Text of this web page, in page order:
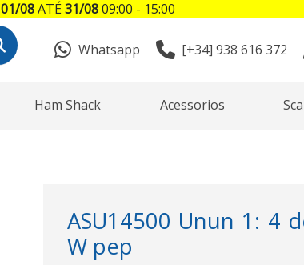
Whatsapp [+34] 938 616 372
Ham Shack Acessorios
ASU14500 Unun 1: 4
W pep
01/08ATÉ31/0809:00 - 15:00